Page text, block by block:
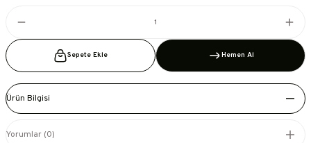
Sepete Ekle Hemen Al
Ürün Bilgisi
Yorumlar (0)